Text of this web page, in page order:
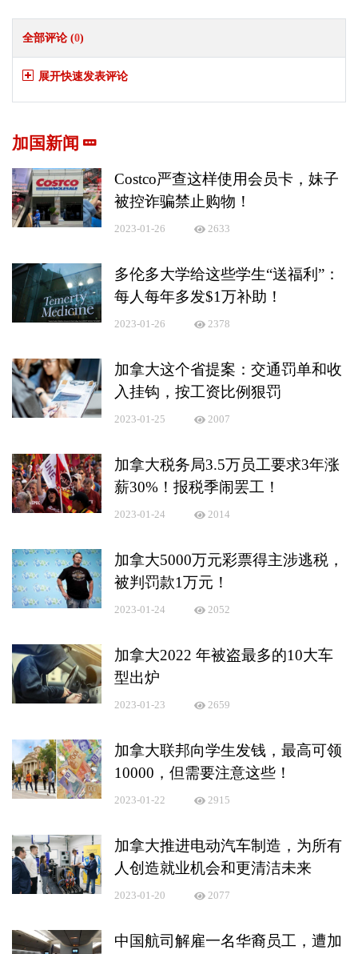
全部评论 (0)
展开快速发表评论
加国新闻
Costco严查这样使用会员卡，妹子
被控诈骗禁止购物！
2023-01-26 2633
多伦多大学给这些学生“送福利”：
每人每年多发$1万补助！
2023-01-26 2378
加拿大这个省提案：交通罚单和收
入挂钩，按工资比例狠罚
2023-01-25 2007
加拿大税务局3.5万员工要求3年涨
薪30%！报税季闹罢工！
2023-01-24 2014
加拿大5000万元彩票得主涉逃税，
被判罚款1万元！
2023-01-24 2052
加拿大2022 年被盗最多的10大车
型出炉
2023-01-23 2659
加拿大联邦向学生发钱，最高可领
10000，但需要注意这些！
2023-01-22 2915
加拿大推进电动汽车制造，为所有
人创造就业机会和更清洁未来
2023-01-20 2077
中国航司解雇一名华裔员工，遭加